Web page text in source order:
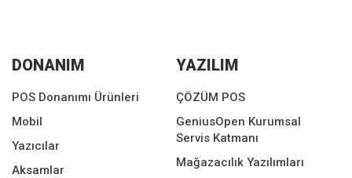
DONANIM
POS Donanımı Ürünleri
Mobil
Yazıcılar
Aksamlar
YAZILIM
ÇÖZÜM POS
GeniusOpen Kurumsal
Servis Katmanı
Mağazacılık Yazılımları